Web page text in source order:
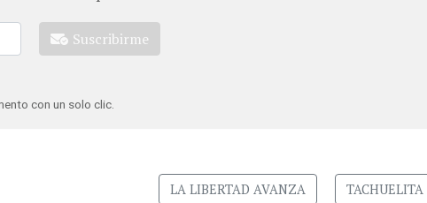
Suscribirme
con un solo clic.
LA LIBERTAD AVANZA TACHUELITA